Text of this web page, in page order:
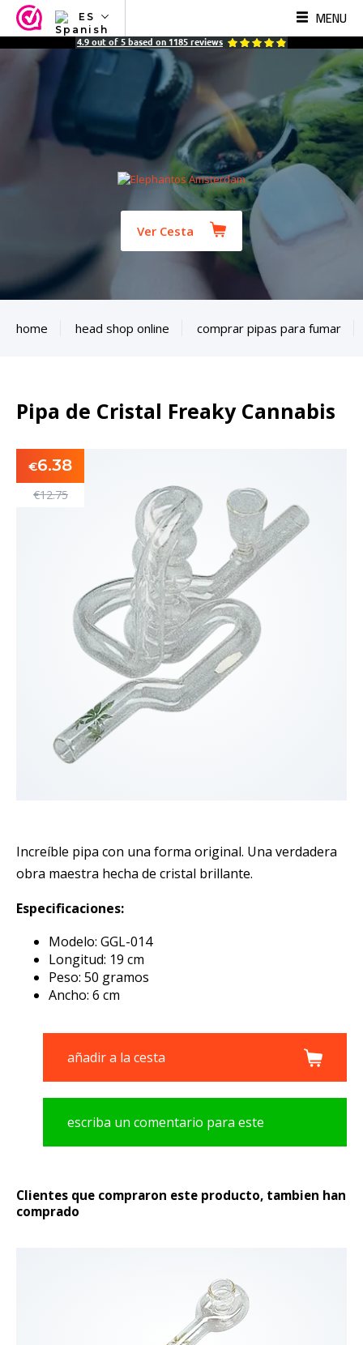
ES
NL
ES
MENU
4.9 out of 5 based on 1185 reviews
Ver Cesta
home head shop online comprar pipas para fumar
Pipa de Cristal Freaky Cannabis
€6.38
€12.75
Increíble pipa con una forma original. Una verdadera
obra maestra hecha de cristal brillante.
Especificaciones:
Modelo: GGL-014
Longitud: 19 cm
Peso: 50 gramos
Ancho: 6 cm
añadir a la cesta
escriba un comentario para este
Clientes que compraron este producto, tambien han
comprado